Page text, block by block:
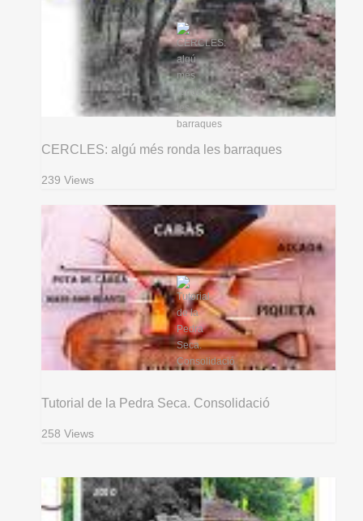
CERCLES: algú més ronda les barraques
239 Views
Tutorial de la Pedra Seca. Consolidació
258 Views